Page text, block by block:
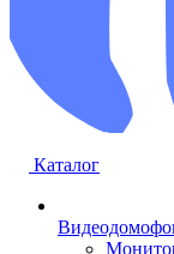
Каталог